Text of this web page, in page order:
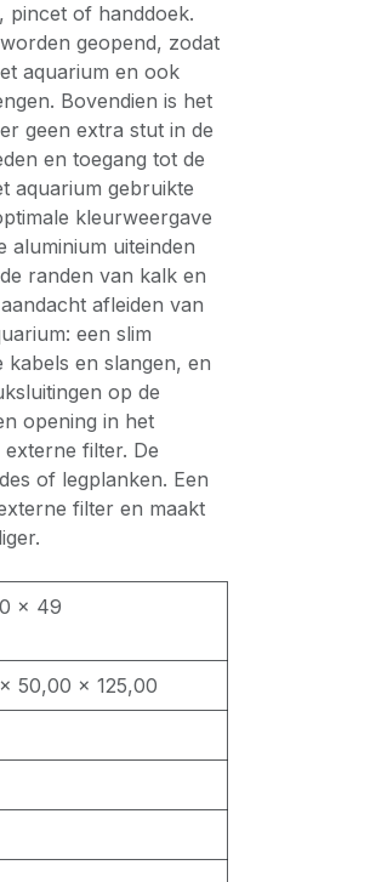
pincet of handdoek.
geopend, zodat
aquarium en ook
Bovendien is het
geen extra stut in de
en toegang tot de
aquarium gebruikte
kleurweergave
aluminium uiteinden
randen van kalk en
afleiden van
een slim
en slangen, en
op de
opening in het
filter. De
of legplanken. Een
filter en maakt
× 49
50,00 × 125,00